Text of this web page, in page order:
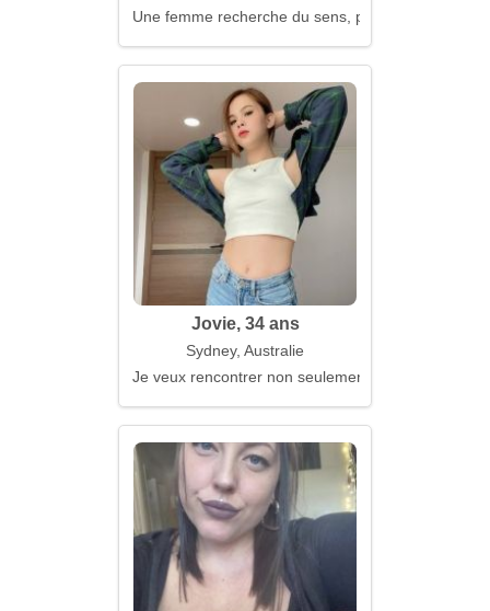
Une femme recherche du sens, pas de l’émotion
Jovie, 34 ans
Sydney, Australie
Je veux rencontrer non seulement avec les yeux